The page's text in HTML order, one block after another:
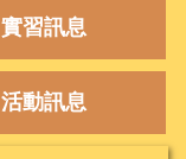
實習訊息
活動訊息